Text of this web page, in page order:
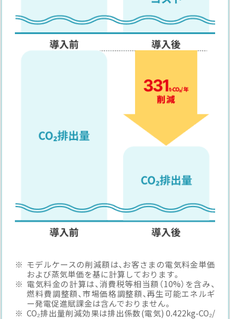
モデルケースの削減額は、お客さまの電気料金単価
および蒸気単価を基に計算しております。
電気料金の計算は、消費税等相当額（10%）を含み、
燃料費調整額、市場価格調整額、再生可能エネルギ
ー発電促進賦課金は含んでおりません。
CO₂排出量削減効果は排出係数(電気) 0.422kg-CO₂/